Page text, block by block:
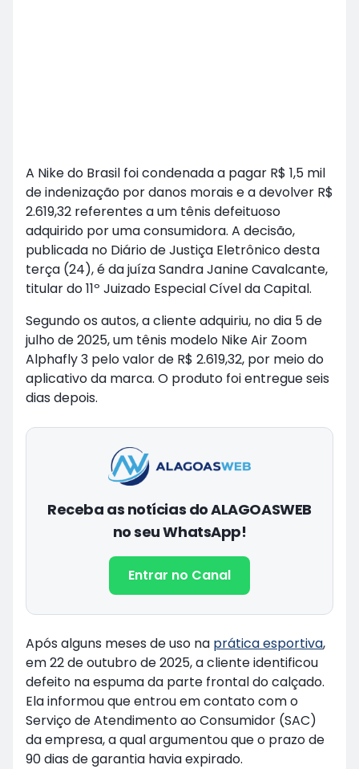
A Nike do Brasil foi condenada a pagar R$ 1,5 mil
de indenização por danos morais e a devolver R$
2.619,32 referentes a um tênis defeituoso
adquirido por uma consumidora. A decisão,
publicada no Diário de Justiça Eletrônico desta
terça (24), é da juíza Sandra Janine Cavalcante,
titular do 11º Juizado Especial Cível da Capital.
Segundo os autos, a cliente adquiriu, no dia 5 de
julho de 2025, um tênis modelo Nike Air Zoom
Alphafly 3 pelo valor de R$ 2.619,32, por meio do
aplicativo da marca. O produto foi entregue seis
dias depois.
Receba as notícias do ALAGOASWEB
no seu WhatsApp!
Entrar no Canal
Após alguns meses de uso na prática esportiva,
em 22 de outubro de 2025, a cliente identificou
defeito na espuma da parte frontal do calçado.
Ela informou que entrou em contato com o
Serviço de Atendimento ao Consumidor (SAC)
da empresa, a qual argumentou que o prazo de
90 dias de garantia havia expirado.